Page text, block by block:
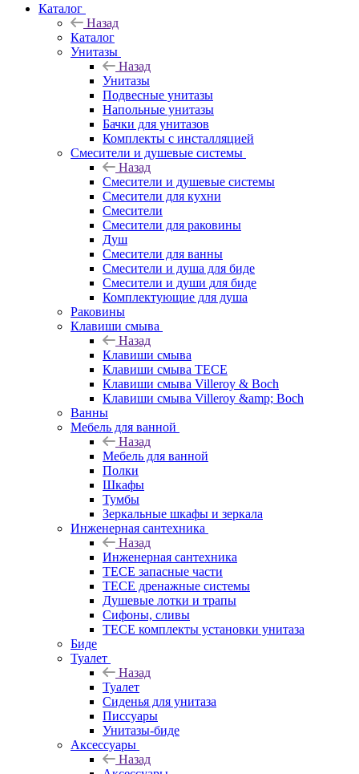
Каталог
Назад
Каталог
Унитазы
Назад
Унитазы
Подвесные унитазы
Напольные унитазы
Бачки для унитазов
Комплекты с инсталляцией
Смесители и душевые системы
Назад
Смесители и душевые системы
Смесители для кухни
Смесители
Смесители для раковины
Душ
Смесители для ванны
Смесители и душа для биде
Смесители и души для биде
Комплектующие для душа
Раковины
Клавиши смыва
Назад
Клавиши смыва
Клавиши смыва TECE
Клавиши смыва Villeroy & Boch
Клавиши смыва Villeroy &amp; Boch
Ванны
Мебель для ванной
Назад
Мебель для ванной
Полки
Шкафы
Тумбы
Зеркальные шкафы и зеркала
Инженерная сантехника
Назад
Инженерная сантехника
TECE запасные части
TECE дренажные системы
Душевые лотки и трапы
Сифоны, сливы
TECE комплекты установки унитаза
Биде
Туалет
Назад
Туалет
Сиденья для унитаза
Писсуары
Унитазы-биде
Аксессуары
Назад